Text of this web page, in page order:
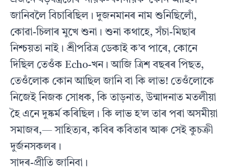
জানিবলৈ বিচাৰিছিল। দুজনমানৰ নাম শুনিছিলোঁ,
কোৱা-চিলাৰ মুখে শুনা। শুনা কথাহে, সঁচা-মিছাৰ
নিশ্চয়তা নাই। শ্ৰীপৱিত্ৰ ডেকাই ক’ব পাৰে, কোনে
দিছিল তেওঁক Echo-খন। আজি ত্ৰিশ বছৰৰ পিছত,
তেওঁলোক কোন আছিল জানি বা কি লাভ! তেওঁলোকে
নিজেই নিজক সোধক, কি তাড়নাত, উন্মাদনাত মতলীয়া
হৈ এনে দুষ্কৰ্ম কৰিছিল। কি লাভ হ’ল তাৰ পৰা অসমীয়া
সমাজৰ,— সাহিত্যৰ, কবিৰ কবিতাৰ আৰু সেই কুচক্ৰী
দুৰ্জনসকলৰ।
সাদৰ-প্ৰীতি জানিবা।